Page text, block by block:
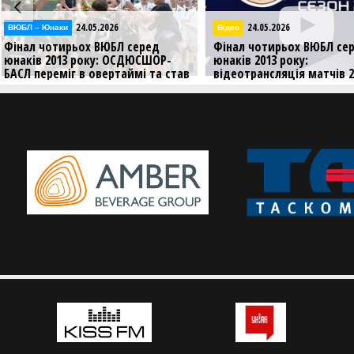
Відео 24.05.2026
Фінал чотирьох ВЮБЛ серед
юнаків 2013 року:
відеотрансляція матчів 24
ВЮБЛ – Юнаки 23.05.2026
Фінал чотирьох ВЮБЛ
юнаків 2013 року:
БАСЛ переміг вдруге
Попереду заключний